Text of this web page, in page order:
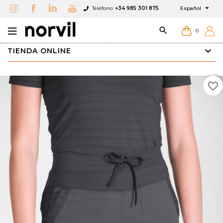
Teléfono: +34 985 301 875 Español 
 0
TIENDA ONLINE
favorite_border
Añadir a Favoritos ×
Crear lista de Favoritos ×
Iniciar sesión ×